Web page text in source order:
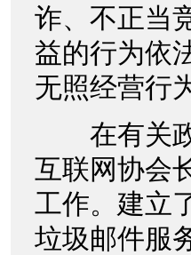
诈、不正当
益的行为依
无照经营行
在有关政
互联网协会
工作。建立
垃圾邮件服